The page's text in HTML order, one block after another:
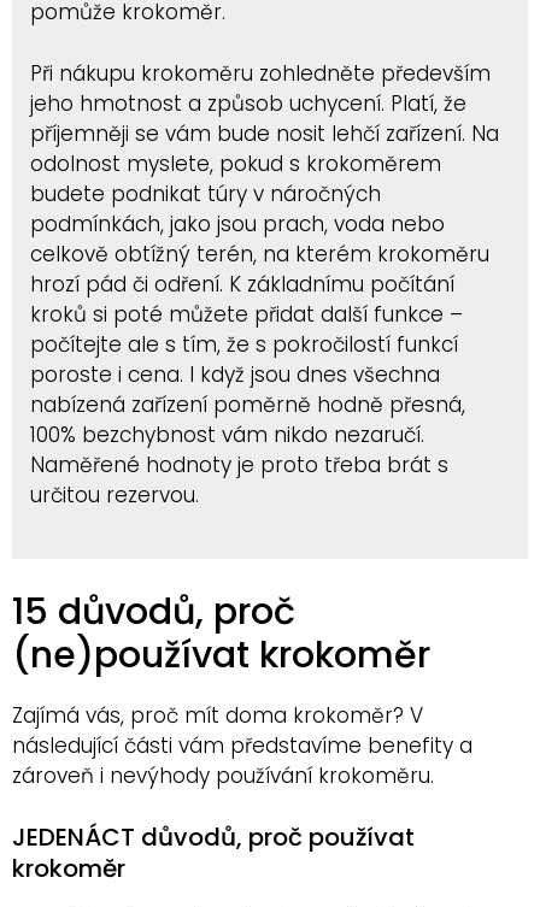
pomůže krokoměr.
Při nákupu krokoměru zohledněte především
jeho hmotnost a způsob uchycení. Platí, že
příjemněji se vám bude nosit lehčí zařízení. Na
odolnost myslete, pokud s krokoměrem
budete podnikat túry v náročných
podmínkách, jako jsou prach, voda nebo
celkově obtížný terén, na kterém krokoměru
hrozí pád či odření. K základnímu počítání
kroků si poté můžete přidat další funkce –
počítejte ale s tím, že s pokročilostí funkcí
poroste i cena. I když jsou dnes všechna
nabízená zařízení poměrně hodně přesná,
100% bezchybnost vám nikdo nezaručí.
Naměřené hodnoty je proto třeba brát s
určitou rezervou.
15 důvodů, proč
(ne)používat krokoměr
Zajímá vás, proč mít doma krokoměr? V
následující části vám představíme benefity a
zároveň i nevýhody používání krokoměru.
JEDENÁCT důvodů, proč používat
krokoměr